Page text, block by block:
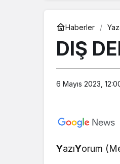
Haberler
DIŞ
6 Mayıs 2023,
YazıYorum